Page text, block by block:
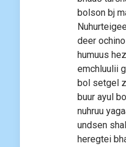
bolson bj
deer
humuus
emchluulii
bol setgel
buur ayul
nuhruu
undsen
heregtei